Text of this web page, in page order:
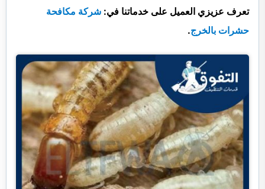
تعرف عزيزي العميل على خدماتنا في: شركة مكافحة
حشرات بالخرج.